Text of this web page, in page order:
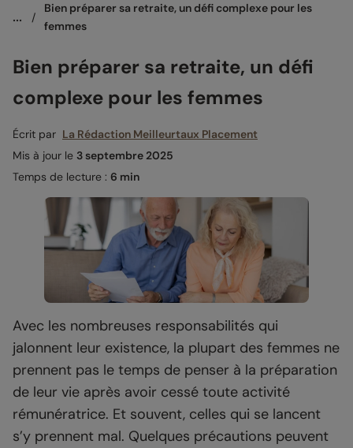
... /
Bien préparer sa retraite, un défi complexe pour les
femmes
Bien préparer sa retraite, un défi
complexe pour les femmes
Écrit par La Rédaction Meilleurtaux Placement
Mis à jour le 3 septembre 2025
Temps de lecture : 6 min
Avec les nombreuses responsabilités qui
jalonnent leur existence, la plupart des femmes ne
prennent pas le temps de penser à la préparation
de leur vie après avoir cessé toute activité
rémunératrice. Et souvent, celles qui se lancent
s’y prennent mal. Quelques précautions peuvent